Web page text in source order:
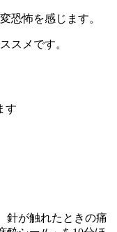
恐怖を感じます。
スメです。
す
針が触れたときの痛